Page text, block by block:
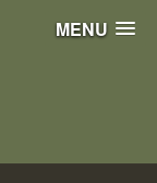
MENU